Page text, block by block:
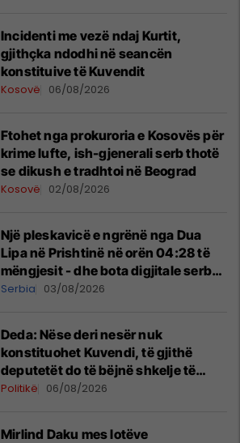
Incidenti me vezë ndaj Kurtit,
gjithçka ndodhi në seancën
konstituive të Kuvendit
Kosovë 06/08/2026
Ftohet nga prokuroria e Kosovës për
krime lufte, ish-gjenerali serb thotë
se dikush e tradhtoi në Beograd
Kosovë 02/08/2026
Një pleskavicë e ngrënë nga Dua
Lipa në Prishtinë në orën 04:28 të
mëngjesit - dhe bota digjitale serbe
shpall gjendjen e luftës
Serbia 03/08/2026
Deda: Nëse deri nesër nuk
konstituohet Kuvendi, të gjithë
deputetët do të bëjnë shkelje të
rëndë kushtetuese
Politikë 06/08/2026
Mirlind Daku mes lotëve